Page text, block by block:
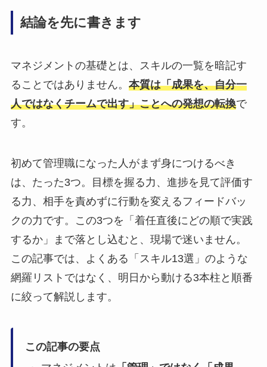
結論を先に書きます
マネジメントの基礎とは、スキルの一覧を暗記す
ることではありません。 本質は「成果を、自分一
人ではなくチームで出す」ことへの発想の転換で
す。
初めて管理職になった人がまず身につけるべき
は、たった3つ。目標を握る力、進捗を見て評価す
る力、相手を責めずに行動を変えるフィードバッ
クの力です。この3つを「着任直後にどの順で実践
するか」まで落とし込むと、現場で迷いません。
この記事では、よくある「スキル13選」のような
網羅リストではなく、明日から動ける3本柱と順番
に絞って解説します。
この記事の要点